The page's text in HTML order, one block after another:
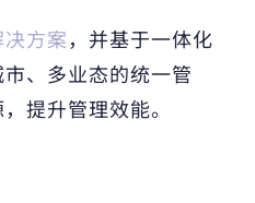
方案，并基于一体化
、多业态的统一管
提升管理效能。